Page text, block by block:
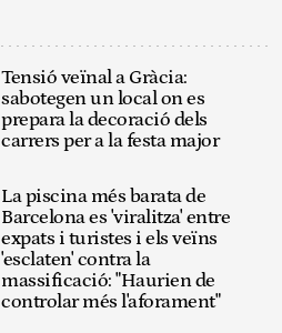
Tensió veïnal a Gràcia:
sabotegen un local on es
prepara la decoració dels
carrers per a la festa major
La piscina més barata de
Barcelona es 'viralitza' entre
expats i turistes i els veïns
'esclaten' contra la
massificació: "Haurien de
controlar més l'aforament"